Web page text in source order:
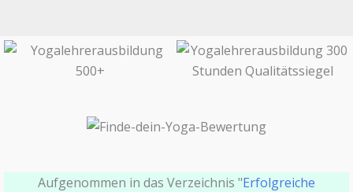
Aufgenommen in das Verzeichnis "Erfolgreiche